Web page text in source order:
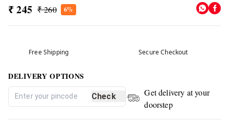
₹ 245 ₹ 260 6%
Free Shipping Secure Checkout
DELIVERY OPTIONS
Check
Get delivery at your
doorstep